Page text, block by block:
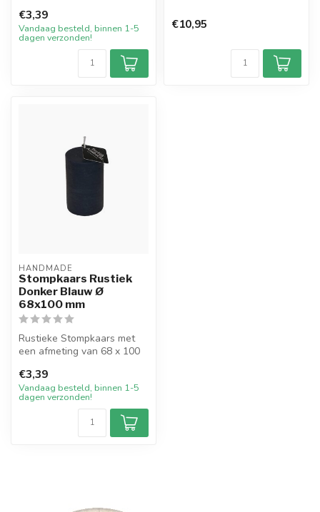
cm ho...
€3,39
Vandaag besteld, binnen 1-5
dagen verzonden!
€10,95
HANDMADE
Stompkaars Rustiek
Donker Blauw Ø
68x100 mm
Rustieke Stompkaars met
een afmeting van 68 x 100
Blauw. D...
€3,39
Vandaag besteld, binnen 1-5
dagen verzonden!